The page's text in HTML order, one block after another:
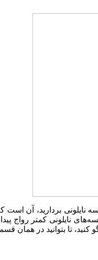
نایلونی بردارید، آن
نایلونی کمتر رواج
تا بتوانید در همان